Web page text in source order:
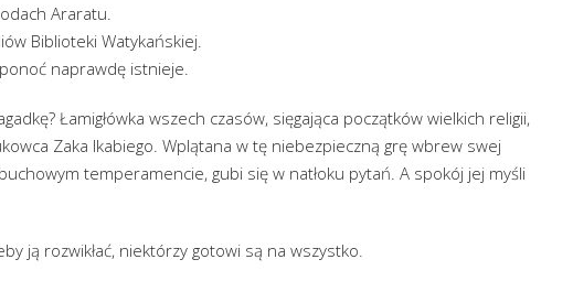
Araratu.
Biblioteki Watykańskiej.
naprawdę istnieje.
Łamigłówka wszech czasów, sięgająca początków wielkich religii,
Zaka Ikabiego. Wplątana w tę niebezpieczną grę wbrew swej
temperamencie, gubi się w natłoku pytań. A spokój jej myśli
ją rozwikłać, niektórzy gotowi są na wszystko.